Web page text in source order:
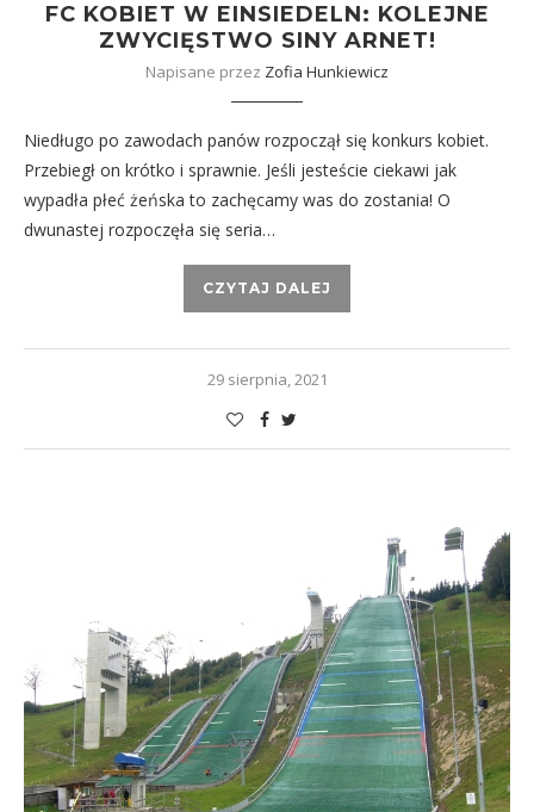
FC KOBIET W EINSIEDELN: KOLEJNE
ZWYCIĘSTWO SINY ARNET!
Napisane przez Zofia Hunkiewicz
Niedługo po zawodach panów rozpoczął się konkurs kobiet.
Przebiegł on krótko i sprawnie. Jeśli jesteście ciekawi jak
wypadła płeć żeńska to zachęcamy was do zostania! O
dwunastej rozpoczęła się seria…
CZYTAJ DALEJ
29 sierpnia, 2021